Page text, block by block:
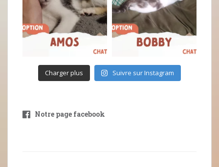
Charger plus Suivre sur Instagram
Notre page facebook